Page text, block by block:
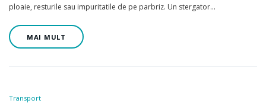
ploaie, resturile sau impuritatile de pe parbriz. Un stergator…
MAI MULT
Transport